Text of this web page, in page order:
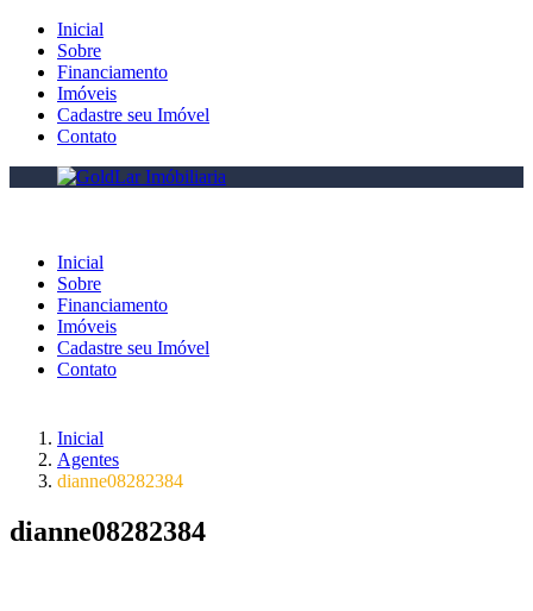
Inicial
Sobre
Financiamento
Imóveis
Cadastre seu Imóvel
Contato
Inicial
Sobre
Financiamento
Imóveis
Cadastre seu Imóvel
Contato
Inicial
Agentes
dianne08282384
dianne08282384